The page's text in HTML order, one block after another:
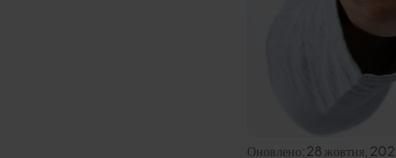
Оновлено:28 жовтня,